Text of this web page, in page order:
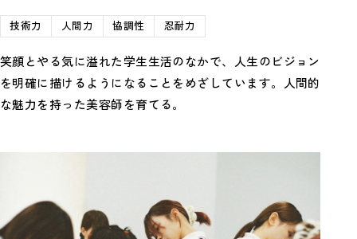
技術力 人間力 協調性 忍耐力
笑顔とやる気に溢れた学生生活のなかで、人生のビジョン
を明確に描けるようになることをめざしています。人間的
な魅力を持った美容師を育てる。